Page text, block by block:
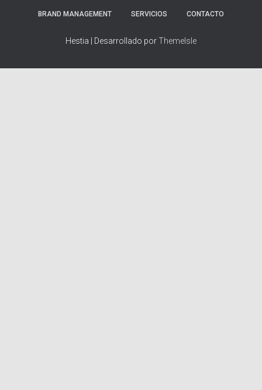
BRAND MANAGEMENT SERVICIOS CONTACTO
Hestia | Desarrollado porThemeIsle